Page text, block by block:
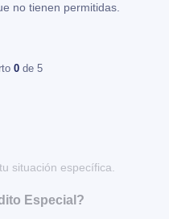
no tienen permitidas.
0 de 5
situación específica.
Especial?